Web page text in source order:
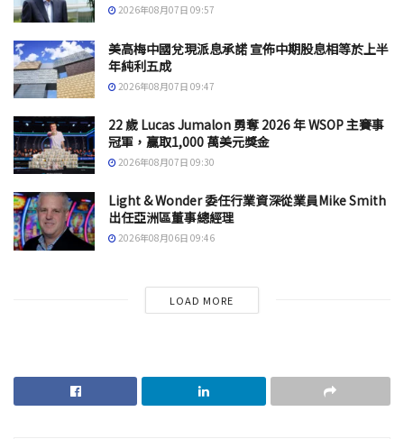
2026年08月07日 09:57
美高梅中國兌現派息承諾 宣佈中期股息相等於上半
年純利五成
2026年08月07日 09:47
22 歲 Lucas Jumalon 勇奪 2026 年 WSOP 主賽事
冠軍，贏取1,000 萬美元獎金
2026年08月07日 09:30
Light & Wonder 委任行業資深從業員Mike Smith
出任亞洲區董事總經理
2026年08月06日 09:46
LOAD MORE